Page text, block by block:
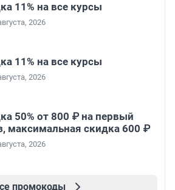
11% на все курсы
2026
11% на все курсы
2026
50% от 800 ₽ на первый
максимальная скидка 600 ₽
2026
промокоды